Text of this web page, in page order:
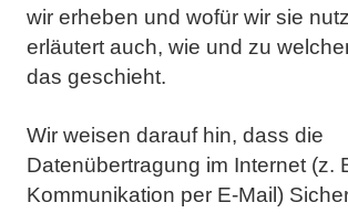
wir erheben und wofür wir sie
erläutert auch, wie und zu
das geschieht.
Wir weisen darauf hin, dass die
Datenübertragung im Internet (z.
Kommunikation per E-Mail)